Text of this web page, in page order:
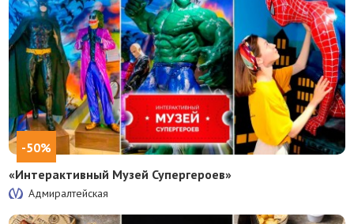
-50%
«Интерактивный Музей Супергероев»
Адмиралтейская